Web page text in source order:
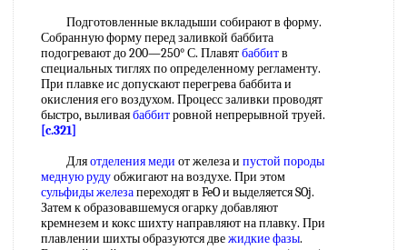
Подготовленные вкладыши собирают в форму.
Собранную форму перед заливкой баббита
подогревают до 200—250° С. Плавятбаббитв
специальных тиглях по определенному регламенту.
При плавке ис допускают перегрева баббита и
окисления его воздухом. Процесс заливки проводят
быстро, выливаябаббитровной непрерывной труей.
[c.321]
Дляотделения меди от железа и пустой породы
медную рудуобжигают на воздухе. При этом
сульфиды железапереходят в FeO и выделяется SOj.
Затем к образовавшемуся огарку добавляют
кремнезем и кокс шихту направляют на плавку. При
плавлении шихты образуются двежидкие фазы.